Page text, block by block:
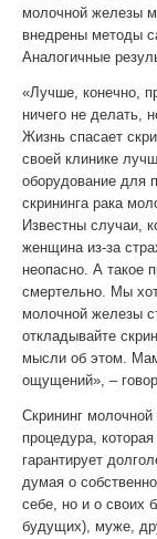
молочной железы
внедрены методы
Аналогичные
«Лучше, конечно,
ничего не делать,
Жизнь спасает
своей клинике
оборудование для
скрининга рака
Известны случаи,
женщина из-за
неопасно. А такое
смертельно. Мы
молочной железы
откладывайте
мысли об этом.
ощущений», –
Скрининг
процедура,
гарантирует
думая о
себе, но и о своих
будущих), муже,